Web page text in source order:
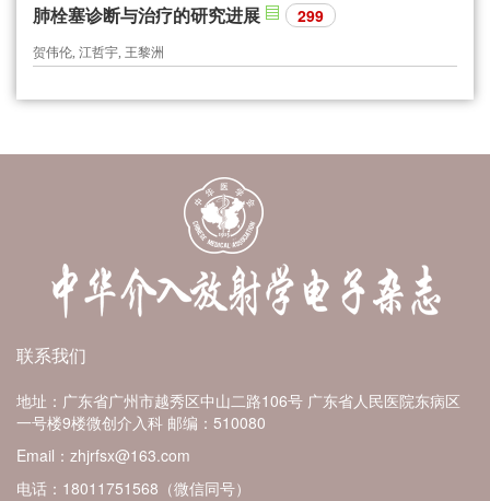
肺栓塞诊断与治疗的研究进展 299
贺伟伦, 江哲宇, 王黎洲
联系我们
地址：广东省广州市越秀区中山二路106号 广东省人民医院东病区
一号楼9楼微创介入科 邮编：510080
Email：zhjrfsx@163.com
电话：18011751568（微信同号）